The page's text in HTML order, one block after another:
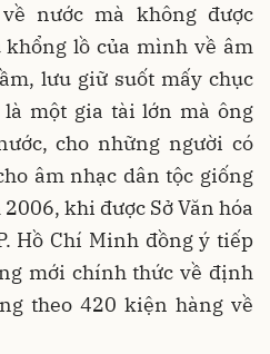
nước mà không được
lồ của mình về âm
lưu giữ suốt mấy chục
một gia tài lớn mà ông
cho những người có
âm nhạc dân tộc giống
khi được Sở Văn hóa
Hồ Chí Minh đồng ý tiếp
mới chính thức về định
theo 420 kiện hàng về